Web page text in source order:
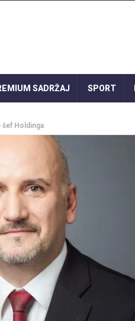
SADRŽAJ SPORT
Holdinga